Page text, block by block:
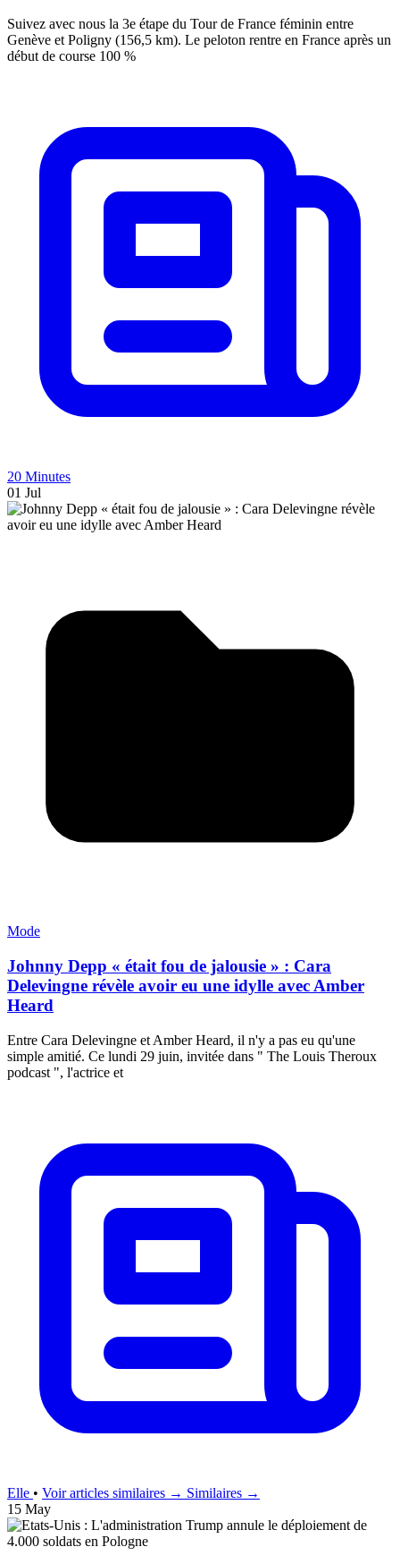
Suivez avec nous la 3e étape du Tour de France féminin entre
Genève et Poligny (156,5 km). Le peloton rentre en France après un
début de course 100 %
20 Minutes
01 Jul
Mode
Johnny Depp « était fou de jalousie » : Cara
Delevingne révèle avoir eu une idylle avec Amber
Heard
Entre Cara Delevingne et Amber Heard, il n'y a pas eu qu'une
simple amitié. Ce lundi 29 juin, invitée dans " The Louis Theroux
podcast ", l'actrice et
Elle • Voir articles similaires → Similaires →
15 May